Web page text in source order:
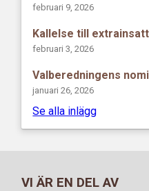
februari 9, 2026
Kallelse till
februari 3, 2026
Valberedningens
januari 26, 2026
Se alla inlägg
VI ÄR EN DEL AV